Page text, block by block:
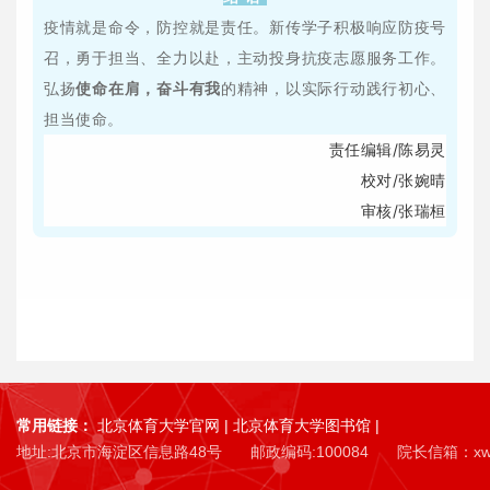
疫情就是命令，防控就是责任。新传学子积极响应防疫号
召，勇于担当、全力以赴，主动投身抗疫志愿服务工作。
弘扬使命在肩，奋斗有我的精神，以实际行动践行初心、
担当使命。
责任编辑/陈易灵
校对/张婉晴
审核/张瑞桓
常用链接：北京体育大学官网 | 北京体育大学图书馆 |
地址:北京市海淀区信息路48号
邮政编码:100084 院长信箱：